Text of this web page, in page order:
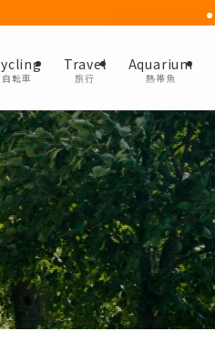
自転車
Travel
旅行
Aquarium
熱帯魚